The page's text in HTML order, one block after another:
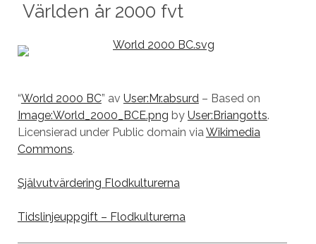
Världen år 2000 fvt
“World 2000 BC” av User:Mr.absurd– Based on
Image:World_2000_BCE.png by User:Briangotts.
Licensierad under Public domain viaWikimedia
Commons.
Självutvärdering Flodkulturerna
Tidslinjeuppgift – Flodkulturerna